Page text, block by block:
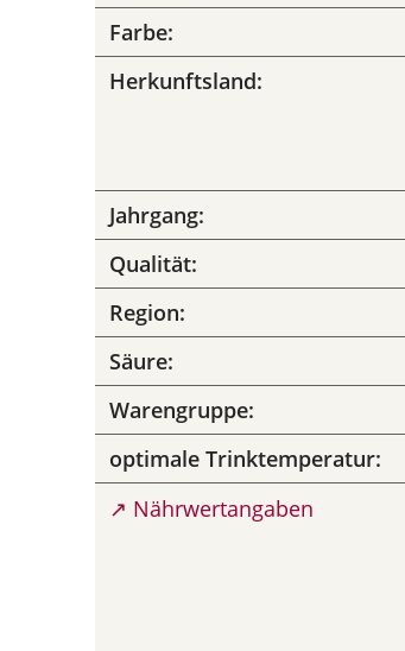
Farbe:
Herkunftsland:
Jahrgang:
Qualität:
Region:
Säure:
Warengruppe:
optimale Trinktemperatur:
↗ Nährwertangaben